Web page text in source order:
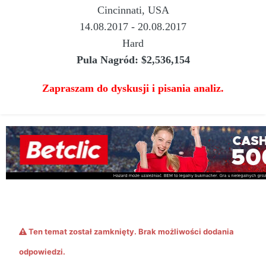
Cincinnati, USA
14.08.2017 - 20.08.2017
Hard
Pula Nagród: $2,536,154
Zapraszam do dyskusji i pisania analiz.
Ten temat został zamknięty. Brak możliwości dodania
odpowiedzi.